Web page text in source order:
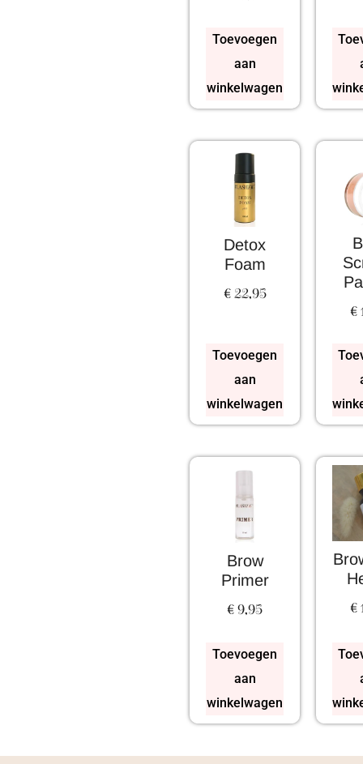
Toevoegen
aan
winkelwagen
Detox
Foam
€22,95
Toevoegen
aan
winkelwagen
€
Brow
Primer
€9,95
Toevoegen
aan
winkelwagen
€